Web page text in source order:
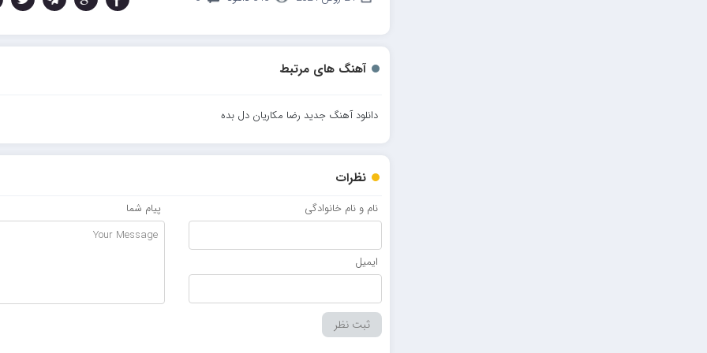
آهنگ های مرتبط
دانلود آهنگ جدید رضا مکاریان دل بده
نظرات
نام و نام خانوادگی
ایمیل
پیام شما